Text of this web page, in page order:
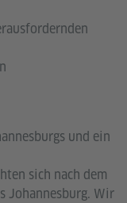
und ein
sich nach dem
Johannesburg. Wir